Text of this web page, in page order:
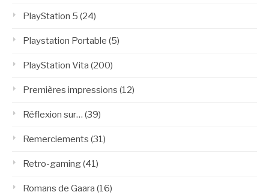
PlayStation 5 (24)
Playstation Portable (5)
PlayStation Vita (200)
Premières impressions (12)
Réflexion sur… (39)
Remerciements (31)
Retro-gaming(41)
Romans de Gaara (16)